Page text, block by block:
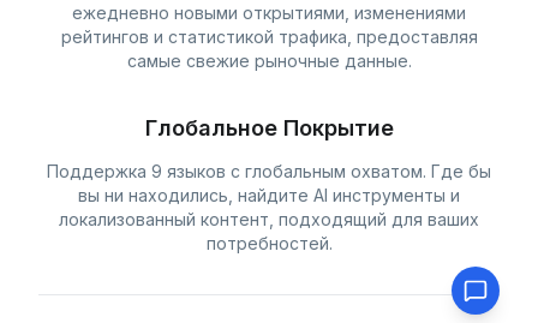
ежедневно новыми открытиями, изменениями
рейтингов и статистикой трафика, предоставляя
самые свежие рыночные данные.
Глобальное Покрытие
Поддержка 9 языков с глобальным охватом. Где бы
вы ни находились, найдите AI инструменты и
локализованный контент, подходящий для ваших
потребностей.